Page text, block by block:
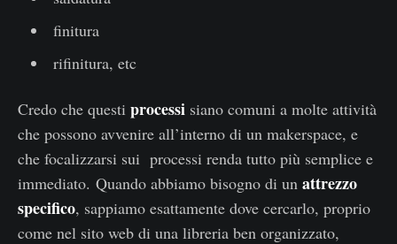
finitura
rifinitura, etc
Credo che questi processi siano comuni a molte attività
che possono avvenire all’interno di un makerspace, e
che focalizzarsi sui processi renda tutto più semplice e
immediato. Quando abbiamo bisogno di un attrezzo
specifico, sappiamo esattamente dove cercarlo, proprio
come nel sito web di una libreria ben organizzato,